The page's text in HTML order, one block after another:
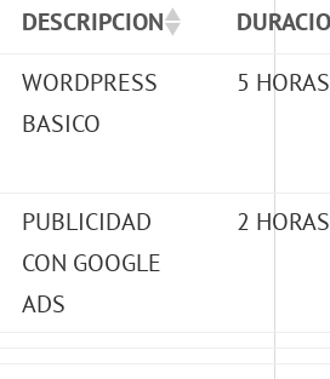
DESCRIPCION
WORDPRESS
BASICO
5 HORAS
PUBLICIDAD
CON GOOGLE
ADS
2 HORAS